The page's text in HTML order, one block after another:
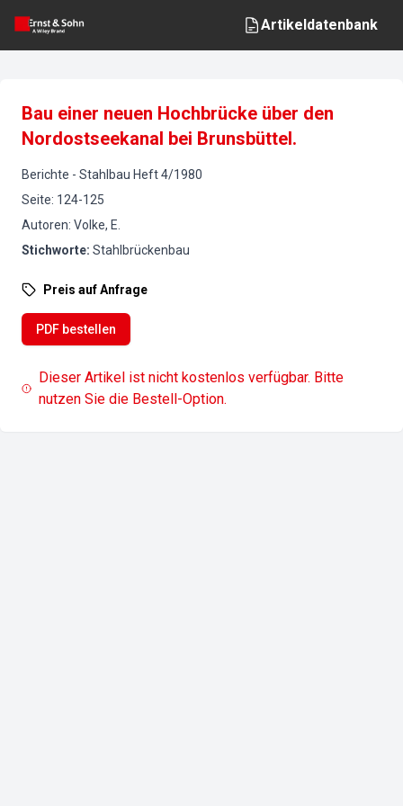
Artikeldatenbank
Bau einer neuen Hochbrücke über den
Nordostseekanal bei Brunsbüttel.
Berichte - Stahlbau Heft4/1980
Seite: 124-125
Autoren: Volke, E.
Stichworte: Stahlbrückenbau
Preis auf Anfrage
PDF bestellen
Dieser Artikel ist nicht kostenlos verfügbar. Bitte
nutzen Sie die Bestell-Option.